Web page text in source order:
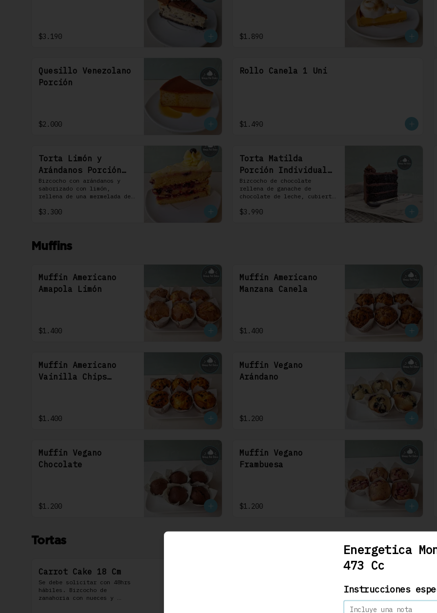
$3.190 $1.890
Quesillo Venezolano
Porción
$2.000
Rollo Canela 1 Uni
$1.490
Torta Limón y
Arándanos Porción
Individual 1 Uni
Bizcocho con arándanos y
saborizado con limón,
rellena de una mermelada de
un frosting de queso de
$3.300
Torta Matilda
Porción Individual
1 Uni
Bizcocho de chocolate
rellena de ganache de
chocolate de leche, cubierta
chocolate. 100% chocolate.
$3.990
Muffins
Muffin Americano
Amapola Limón
$1.400
Muffin Americano
Manzana Canela
$1.400
Muffin Americano
Vainilla Chips
$1.400
Muffin Vegano
Arándano
$1.200
Muffin Vegano
Chocolate
$1.200
Muffin Vegano
Frambuesa
$1.200
Tortas
Carrot Cake 18 Cm
Se debe solicitar con 48hrs
hábiles. Bizcocho de
zanahoria con nueces y
Energetica
473 Cc
Instrucciones